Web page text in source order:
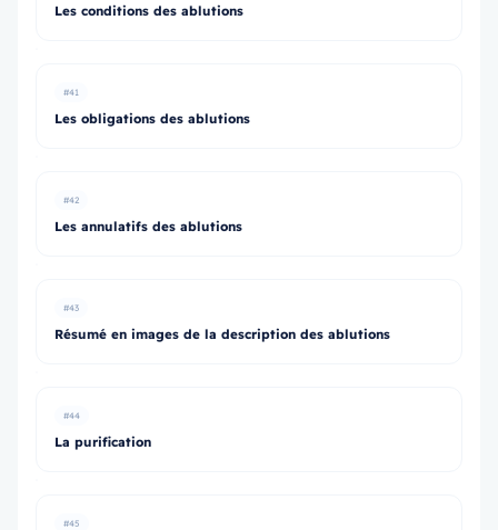
Les conditions des ablutions
#41
Les obligations des ablutions
#42
Les annulatifs des ablutions
#43
Résumé en images de la description des ablutions
#44
La purification
#45